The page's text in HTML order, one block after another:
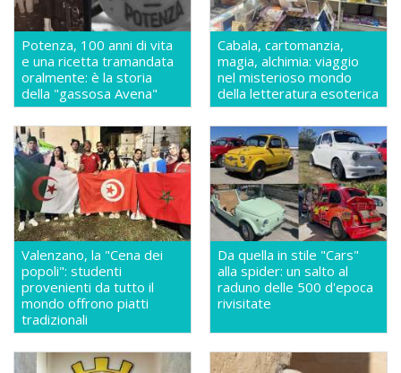
Potenza, 100 anni di vita
e una ricetta tramandata
oralmente: è la storia
della "gassosa Avena"
Cabala, cartomanzia,
magia, alchimia: viaggio
nel misterioso mondo
della letteratura esoterica
Valenzano, la "Cena dei
popoli": studenti
provenienti da tutto il
mondo offrono piatti
tradizionali
Da quella in stile "Cars"
alla spider: un salto al
raduno delle 500 d'epoca
rivisitate